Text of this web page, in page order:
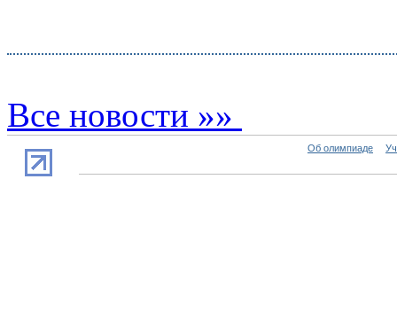
Все новости »»
Об олимпиаде